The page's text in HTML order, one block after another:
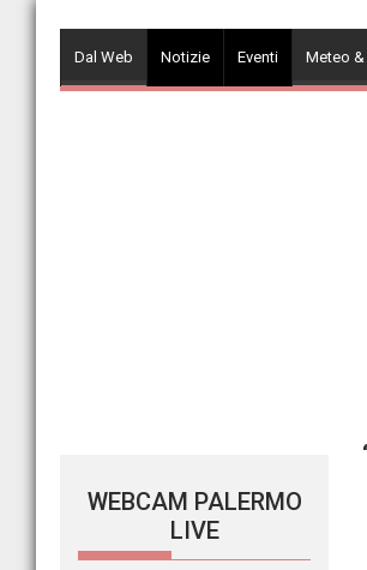
contentDal Web Notizie Eventi Meteo
WEBCAM PALERMO
LIVE